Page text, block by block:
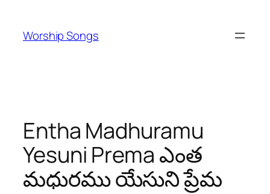
content
Worship Songs
Entha Madhuramu
Yesuni Prema ఎంత
మధురము యేసుని ప్రేమ